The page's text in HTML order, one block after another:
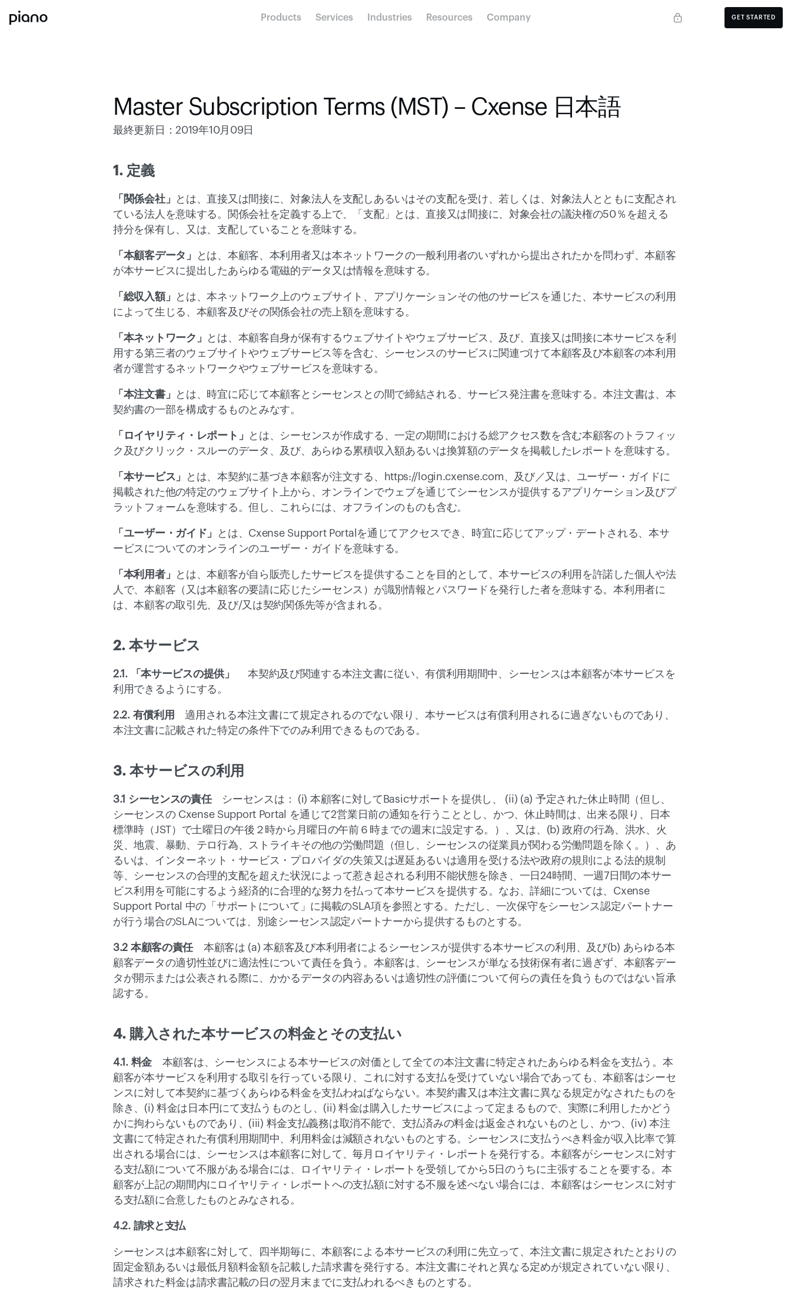
Products Services Industries Resources Company GET STARTED
Master Subscription Terms (MST) – Cxense 日本語
最終更新日：2019年10月09日
1. 定義
「関係会社」
とは、直接又は間接に、対象法人を支配しあるいはその支配を受け、若しくは、対象法人とともに支配され
ている法人を意味する。関係会社を定義する上で、「支配」とは、直接又は間接に、対象会社の議決権の50％を超える
持分を保有し、又は、支配していることを意味する。
「本顧客データ」
とは、本顧客、本利用者又は本ネットワークの一般利用者のいずれから提出されたかを問わず、本顧客
が本サービスに提出したあらゆる電磁的データ又は情報を意味する。
「総収入額」
とは、本ネットワーク上のウェブサイト、アプリケーションその他のサービスを通じた、本サービスの利用
によって生じる、本顧客及びその関係会社の売上額を意味する。
「本ネットワーク」
とは、本顧客自身が保有するウェブサイトやウェブサービス、及び、直接又は間接に本サービスを利
用する第三者のウェブサイトやウェブサービス等を含む、シーセンスのサービスに関連づけて本顧客及び本顧客の本利用
者が運営するネットワークやウェブサービスを意味する。
「本注文書」
とは、時宜に応じて本顧客とシーセンスとの間で締結される、サービス発注書を意味する。本注文書は、本
契約書の一部を構成するものとみなす。
「ロイヤリティ・レポート」
とは、シーセンスが作成する、一定の期間における総アクセス数を含む本顧客のトラフィッ
ク及びクリック・スルーのデータ、及び、あらゆる累積収入額あるいは換算額のデータを掲載したレポートを意味する。
「本サービス」
とは、本契約に基づき本顧客が注文する、https://login.cxense.com、及び／又は、ユーザー・ガイドに
掲載された他の特定のウェブサイト上から、オンラインでウェブを通じてシーセンスが提供するアプリケーション及びプ
ラットフォームを意味する。但し、これらには、オフラインのものも含む。
「ユーザー・ガイド」 とは、 Cxense Support Portal を通じてアクセスでき、時宜に応じてアップ・デートされる、本サ
ービスについてのオンラインのユーザー・ガイドを意味する。
「本利用者」
とは、本顧客が自ら販売したサービスを提供することを目的として、本サービスの利用を許諾した個人や法
人で、本顧客（又は本顧客の要請に応じたシーセンス）が識別情報とパスワードを発行した者を意味する。本利用者に
は、本顧客の取引先、及び/又は契約関係先等が含まれる。
2. 本サービス
2.1. 「本サービスの提供」
本契約及び関連する本注文書に従い、有償利用期間中、シーセンスは本顧客が本サービスを
利用できるようにする。
2.2. 有償利用 適用される本注文書にて規定されるのでない限り、本サービスは有償利用されるに過ぎないものであり、
本注文書に記載された特定の条件下でのみ利用できるものである。
3. 本サービスの利用
3.1 シーセンスの責任 シーセンスは： (i) 本顧客に対してBasicサポートを提供し、 (ii) (a) 予定された休止時間（但し、
シーセンスの Cxense Support Portal
を通じて2営業日前の通知を行うこととし、かつ、休止時間は、出来る限り、日本
標準時（JST）で土曜日の午後２時から月曜日の午前６時までの週末に設定する。）、又は、(b) 政府の行為、洪水、火
災、地震、暴動、テロ行為、ストライキその他の労働問題（但し、シーセンスの従業員が関わる労働問題を除く。）、あ
るいは、インターネット・サービス・プロバイダの失策又は遅延あるいは適用を受ける法や政府の規則による法的規制
等、シーセンスの合理的支配を超えた状況によって惹き起される利用不能状態を除き、一日24時間、一週7日間の本サー
ビス利用を可能にするよう経済的に合理的な努力を払って本サービスを提供する。なお、詳細については、 Cxense
Support Portal
中の「サポートについて」に掲載のSLA項を参照とする。ただし、一次保守をシーセンス認定パートナー
が行う場合のSLAについては、別途シーセンス認定パートナーから提供するものとする。
3.2 本顧客の責任 本顧客は (a) 本顧客及び本利用者によるシーセンスが提供する本サービスの利用、及び(b) あらゆる本
顧客データの適切性並びに適法性について責任を負う。本顧客は、シーセンスが単なる技術保有者に過ぎず、本顧客デー
タが開示または公表される際に、かかるデータの内容あるいは適切性の評価について何らの責任を負うものではない旨承
認する。
4. 購入された本サービスの料金とその支払い
4.1. 料金 本顧客は、シーセンスによる本サービスの対価として全ての本注文書に特定されたあらゆる料金を支払う。本
顧客が本サービスを利用する取引を行っている限り、これに対する支払を受けていない場合であっても、本顧客はシーセ
ンスに対して本契約に基づくあらゆる料金を支払わねばならない。本契約書又は本注文書に異なる規定がなされたものを
除き、(i) 料金は日本円にて支払うものとし、(ii) 料金は購入したサービスによって定まるもので、実際に利用したかどう
かに拘わらないものであり、(iii) 料金支払義務は取消不能で、支払済みの料金は返金されないものとし、かつ、(iv) 本注
文書にて特定された有償利用期間中、利用料金は減額されないものとする。シーセンスに支払うべき料金が収入比率で算
出される場合には、シーセンスは本顧客に対して、毎月ロイヤリティ・レポートを発行する。本顧客がシーセンスに対す
る支払額について不服がある場合には、ロイヤリティ・レポートを受領してから5日のうちに主張することを要する。本
顧客が上記の期間内にロイヤリティ・レポートへの支払額に対する不服を述べない場合には、本顧客はシーセンスに対す
る支払額に合意したものとみなされる。
4.2. 請求と支払
シーセンスは本顧客に対して、四半期毎に、本顧客による本サービスの利用に先立って、本注文書に規定されたとおりの
固定金額あるいは最低月額料金額を記載した請求書を発行する。本注文書にそれと異なる定めが規定されていない限り、
請求された料金は請求書記載の日の翌月末までに支払われるべきものとする。